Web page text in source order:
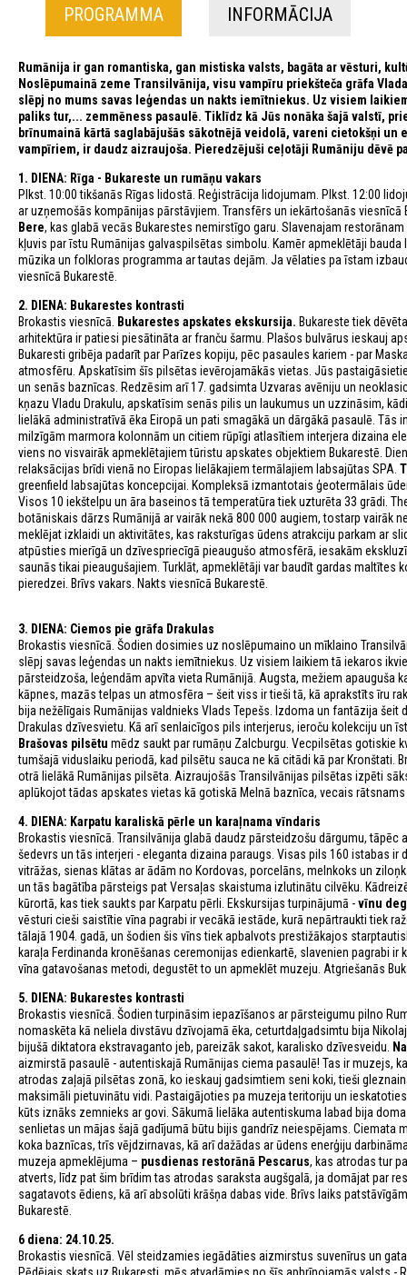
PROGRAMMA INFORMĀCIJA
Rumānija ir gan romantiska, gan mistiska valsts, bagāta ar vēsturi,
Noslēpumainā zeme Transilvānija, visu vampīru priekšteča grāfa
slēpj no mums savas leģendas un nakts iemītniekus. Uz visiem
paliks tur,... zemmēness pasaulē. Tiklīdz kā Jūs nonāka šajā valstī,
brīnumainā kārtā saglabājušās sākotnējā veidolā, vareni cietokšņi
vampīriem, ir daudz aizraujoša. Pieredzējuši ceļotāji Rumāniju dēvē
1. DIENA: Rīga - Bukareste un rumāņu vakars
Plkst. 10:00 tikšanās Rīgas lidostā. Reģistrācija lidojumam. Plkst. 12:00
ar uzņemošās kompānijas pārstāvjiem. Transfērs un iekārtošanās
Bere, kas glabā vecās Bukarestes nemirstīgo garu. Slavenajam
kļuvis par īstu Rumānijas galvaspilsētas simbolu. Kamēr apmeklētāji
mūzika un folkloras programma ar tautas dejām. Ja vēlaties pa īstam
viesnīcā Bukarestē.
2. DIENA: Bukarestes kontrasti
Brokastis viesnīcā.
Bukarestes apskates ekskursija. Bukareste tiek
arhitektūra ir patiesi piesātināta ar franču šarmu. Plašos bulvārus ieskauj
Bukaresti gribēja padarīt par Parīzes kopiju, pēc pasaules kariem - par
atmosfēru. Apskatīsim šīs pilsētas ievērojamākās vietas. Jūs
un senās baznīcas. Redzēsim arī 17. gadsimta Uzvaras avēniju un
kņazu Vladu Drakulu, apskatīsim senās pilis un laukumus un uzzināsim,
lielākā administratīvā ēka Eiropā un pati smagākā un dārgākā pasaulē.
milzīgām marmora kolonnām un citiem rūpīgi atlasītiem interjera dizaina
viens no visvairāk apmeklētajiem tūristu apskates objektiem Bukarestē.
relaksācijas brīdi vienā no Eiropas lielākajiem termālajiem labsajūtas SPA.
greenfield labsajūtas koncepcijai. Kompleksā izmantotais ģeotermālais
Visos 10 iekštelpu un āra baseinos tā temperatūra tiek uzturēta 33 grādi.
botāniskais dārzs Rumānijā ar vairāk nekā 800 000 augiem, tostarp vairāk
meklējat izklaidi un aktivitātes, kas raksturīgas ūdens atrakciju parkam ar
atpūsties mierīgā un dzīvespriecīgā pieaugušo atmosfērā, iesakām
saunās tikai pieaugušajiem. Turklāt, apmeklētāji var baudīt gardas
pieredzei. Brīvs vakars. Nakts viesnīcā Bukarestē.
3. DIENA: Ciemos pie grāfa Drakulas
Brokastis viesnīcā. Šodien dosimies uz noslēpumaino un mīklaino
slēpj savas leģendas un nakts iemītniekus. Uz visiem laikiem tā iekaros
pārsteidzoša, leģendām apvīta vieta Rumānijā. Augsta, mežiem
kāpnes, mazās telpas un atmosfēra – šeit viss ir tieši tā, kā aprakstīts īru
bija nežēlīgais Rumānijas valdnieks Vlads Tepešs. Izdoma un fantāzija
Drakulas dzīvesvietu. Kā arī senlaicīgos pils interjerus, ieroču kolekciju un
Brašovas pilsētu mēdz saukt par rumāņu Zalcburgu. Vecpilsētas gotiskie
tumšajā viduslaiku periodā, kad pilsētu sauca ne kā citādi kā par
otrā lielākā Rumānijas pilsēta. Aizraujošās Transilvānijas pilsētas izpēti
aplūkojot tādas apskates vietas kā gotiskā Melnā baznīca, vecais
4. DIENA: Karpatu karaliskā pērle un karaļnama vīndaris
Brokastis viesnīcā. Transilvānija glabā daudz pārsteidzošu dārgumu,
šedevrs un tās interjeri - eleganta dizaina paraugs. Visas pils 160 istabas
vitrāžas, sienas klātas ar ādām no Kordovas, porcelāns, melnkoks un
un tās bagātība pārsteigs pat Versaļas skaistuma izlutinātu cilvēku.
kūrortā, kas tiek saukts par Karpatu pērli. Ekskursijas turpinājumā -vīnu
vēsturi cieši saistītie vīna pagrabi ir vecākā iestāde, kurā nepārtraukti tiek
tālajā 1904. gadā, un šodien šis vīns tiek apbalvots prestižākajos
karaļa Ferdinanda kronēšanas ceremonijas edienkartē, slavenien pagrabi
vīna gatavošanas metodi, degustēt to un apmeklēt muzeju. Atgriešanās
5. DIENA: Bukarestes kontrasti
Brokastis viesnīcā. Šodien turpināsim iepazīšanos ar pārsteigumu pilno
nomaskēta kā neliela divstāvu dzīvojamā ēka, ceturtdaļgadsimtu bija
bijušā diktatora ekstravaganto jeb, pareizāk sakot, karalisko dzīvesveidu.
aizmirstā pasaulē - autentiskajā Rumānijas ciema pasaulē! Tas ir muzejs,
atrodas zaļajā pilsētas zonā, ko ieskauj gadsimtiem seni koki, tieši
maksimāli pietuvinātu vidi. Pastaigājoties pa muzeja teritoriju un
kūts iznāks zemnieks ar govi. Sākumā lielāka autentiskuma labad bija
senlietas un mājas šajā gadījumā būtu bijis gandrīz neiespējams.
koka baznīcas, trīs vējdzirnavas, kā arī dažādas ar ūdens enerģiju
muzeja apmeklējuma – pusdienas restorānā Pescarus, kas atrodas tur
atverts, līdz pat šim brīdim tas atrodas saraksta augšgalā, ja domājat par
sagatavots ēdiens, kā arī absolūti krāšņa dabas vide. Brīvs laiks
Bukarestē.
6 diena: 24.10.25.
Brokastis viesnīcā. Vēl steidzamies iegādāties aizmirstus suvenīrus un